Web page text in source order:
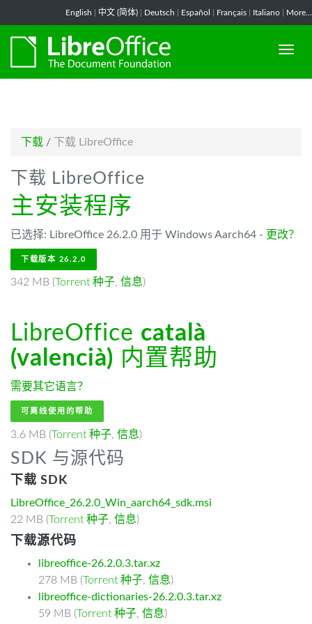
English 中文 (简体) Deutsch Español Français Italiano More...
下载 / 下载 LibreOffice
下载 LibreOffice
主安装程序
已选择: LibreOffice 26.2.0 用于 Windows Aarch64 - 更改？
下载版本 26.2.0
342 MB (Torrent 种子, 信息)
LibreOffice català
(valencià) 内置帮助
需要其它语言？
可离线使用的帮助
3.6 MB (Torrent 种子, 信息)
SDK 与源代码
下载 SDK
LibreOffice_26.2.0_Win_aarch64_sdk.msi
22 MB (Torrent 种子, 信息)
下载源代码
libreoffice-26.2.0.3.tar.xz
278 MB (Torrent 种子, 信息)
libreoffice-dictionaries-26.2.0.3.tar.xz
59 MB (Torrent 种子, 信息)